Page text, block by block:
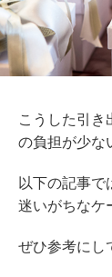
こうした引き
の負担が少な
以下の記事で
迷いがちなケ
ぜひ参考にし